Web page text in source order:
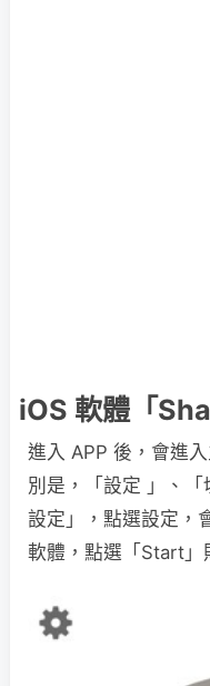
iOS 軟體「
進入 APP 後，會進
別是，「設定 」、
設定」，點選設定，
軟體，點選「Start」